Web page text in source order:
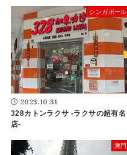
シンガポール
2023.10.31
328カトンラクサ -ラクサの超有名
店-
澳門